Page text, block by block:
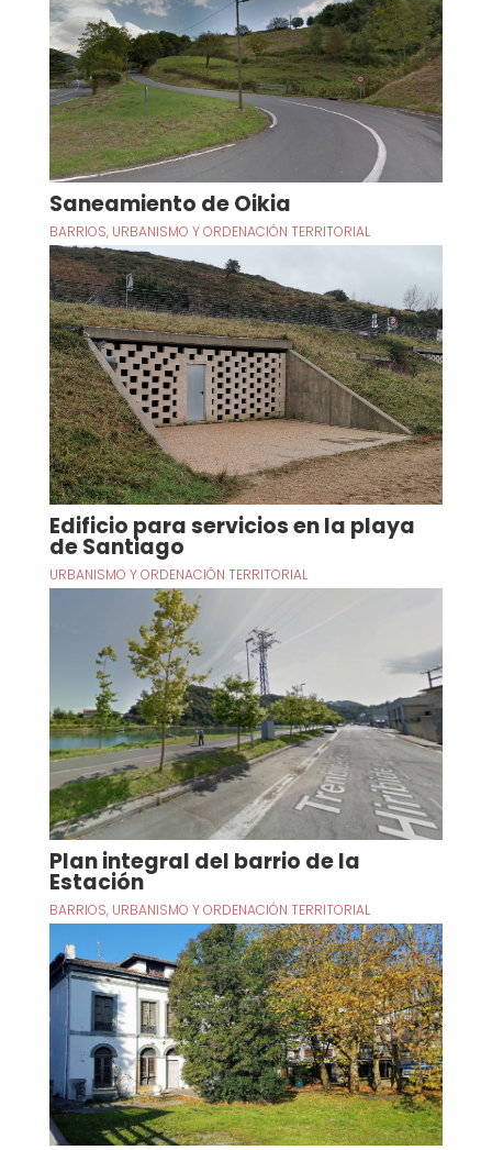
Saneamiento de Oikia
BARRIOS, URBANISMO Y ORDENACIÓN TERRITORIAL
Edificio para servicios en la playa
de Santiago
URBANISMO Y ORDENACIÓN TERRITORIAL
Plan integral del barrio de la
Estación
BARRIOS, URBANISMO Y ORDENACIÓN TERRITORIAL